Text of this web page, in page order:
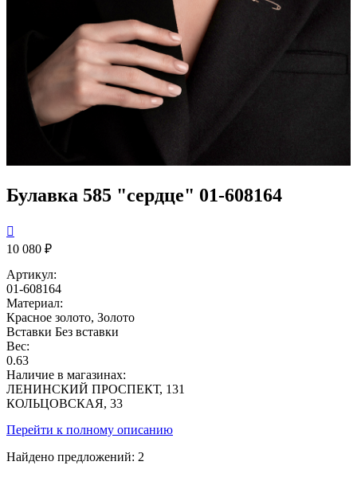
Булавка 585 "сердце" 01-608164

10 080 ₽
Артикул:
01-608164
Материал:
Красное золото, Золото
Вставки Без вставки
Вес:
0.63
Наличие в магазинах:
ЛЕНИНСКИЙ ПРОСПЕКТ, 131
КОЛЬЦОВСКАЯ, 33
Перейти к полному описанию
Найдено предложений: 2